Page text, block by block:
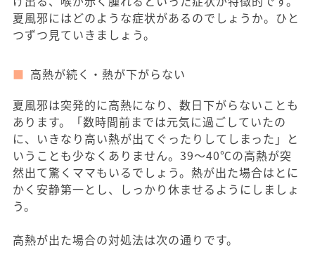
夏風邪にはどのような症状があるのでしょうか。ひと
つずつ見ていきましょう。
高熱が続く・熱が下がらない
夏風邪は突発的に高熱になり、数日下がらないことも
あります。「数時間前までは元気に過ごしていたの
に、いきなり高い熱が出てぐったりしてしまった」と
いうことも少なくありません。39～40℃の高熱が突
然出て驚くママもいるでしょう。熱が出た場合はとに
かく安静第一とし、しっかり休ませるようにしましょ
う。
高熱が出た場合の対処法は次の通りです。